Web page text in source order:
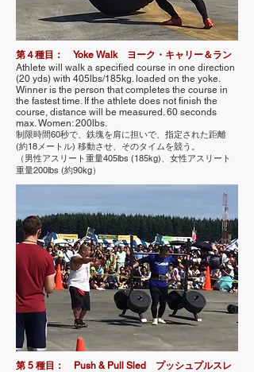
第４種目： Yoke Walk ヨーク・キャリー＆ラン
Athlete will walk a specified course in one direction
(20 yds) with 405lbs/185kg. loaded on the yoke.
Winner is the person that completes the course in
the fastest time. If the athlete does not finish the
course, distance will be measured. 60 seconds
max. Women: 200lbs.
制限時間60秒で、鉄塊を肩に担いで、指定された距離
(約18メートル) 移動させ、そのタイムを競う。
（男性アスリート重量405lbs (185kg)、女性アスリート
重量200lbs (約90kg）
第 5 種目： Push & Pull Sled プッシュプルスレ